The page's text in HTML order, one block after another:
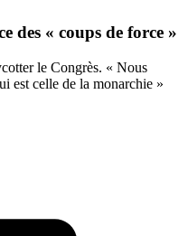
des « coups de force »
le Congrès. « Nous
est celle de la monarchie »